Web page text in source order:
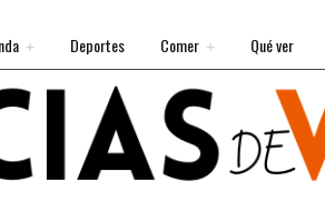
Deportes Comer Qué ver